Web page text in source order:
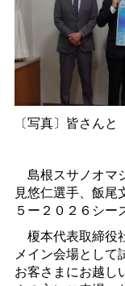
〔写真〕皆さんと
島根スサノオマ
見悠仁選手、飯尾
５ー２０２６シー
榎本代表取締役
メイン会場として
お客さまにお越し